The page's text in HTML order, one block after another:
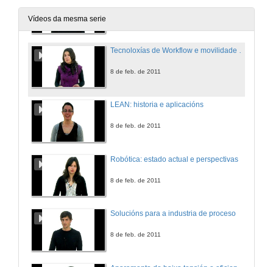
Vídeos da mesma serie
8 de feb. de 2011
LEAN: historia e aplicacións
8 de feb. de 2011
Robótica: estado actual e perspectivas
8 de feb. de 2011
Solucións para a industria de proceso
8 de feb. de 2011